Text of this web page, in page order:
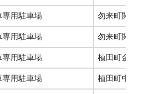
専用駐車場 勿来町関田
専用駐車場 勿来町関田
専用駐車場 植田町金畑
専用駐車場 植田町中央